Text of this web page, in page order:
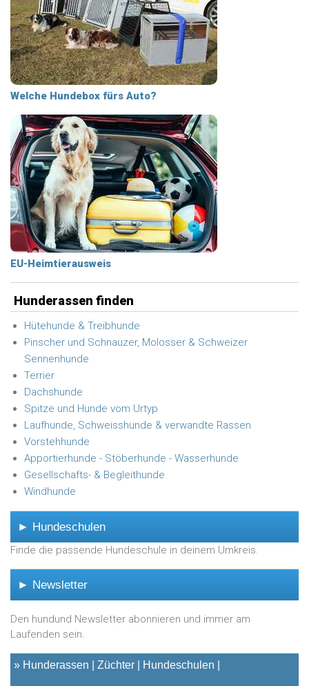
Welche Hundebox fürs Auto?
EU-Heimtierausweis
Hunderassen finden
Hütehunde & Treibhunde
Pinscher und Schnauzer, Molosser & Schweizer
Sennenhunde
Terrier
Dachshunde
Spitze und Hunde vom Urtyp
Laufhunde, Schweisshunde & verwandte Rassen
Vorstehhunde
Apportierhunde - Stöberhunde - Wasserhunde
Gesellschafts- & Begleithunde
Windhunde
► Hundeschulen
Finde die passende Hundeschule in deinem Umkreis.
► Newsletter
Den hundund Newsletter abonnieren und immer am
Laufenden sein.
» Hunderassen Züchter Hundeschulen